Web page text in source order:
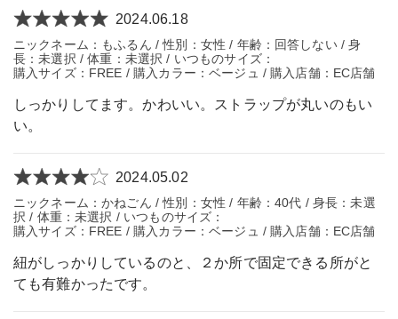
2024.06.18
ニックネーム：もふるん / 性別：女性 / 年齢：回答しない / 身
長：未選択 / 体重：未選択 / いつものサイズ：
購入サイズ：FREE / 購入カラー：ベージュ / 購入店舗：EC店舗
しっかりしてます。かわいい。ストラップが丸いのもい
い。
2024.05.02
ニックネーム：かねごん / 性別：女性 / 年齢：40代 / 身長：未選
択 / 体重：未選択 / いつものサイズ：
購入サイズ：FREE / 購入カラー：ベージュ / 購入店舗：EC店舗
紐がしっかりしているのと、２か所で固定できる所がと
ても有難かったです。